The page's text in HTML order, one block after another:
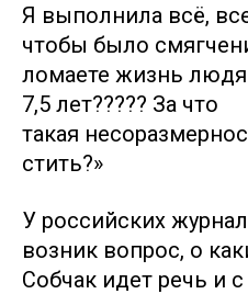
Я выполнила всё,
чтобы было
ломаете жизнь
7,5 лет????? За что
такая
стить?»
У российских
возник вопрос, о
Собчак идет речь и